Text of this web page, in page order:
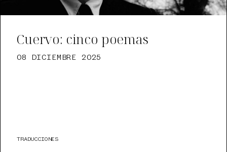
Cuervo: cinco poemas
08 DICIEMBRE 2025
TRADUCCIONES